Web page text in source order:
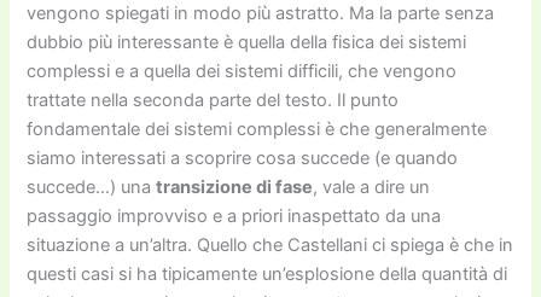
vengono spiegati in modo più astratto. Ma la parte senza
dubbio più interessante è quella della fisica dei sistemi
complessi e a quella dei sistemi difficili, che vengono
trattate nella seconda parte del testo. Il punto
fondamentale dei sistemi complessi è che generalmente
siamo interessati a scoprire cosa succede (e quando
succede…) unatransizione di fase, vale a dire un
passaggio improvviso e a priori inaspettato da una
situazione a un’altra. Quello che Castellani ci spiega è che in
questi casi si ha tipicamente un’esplosione della quantità di